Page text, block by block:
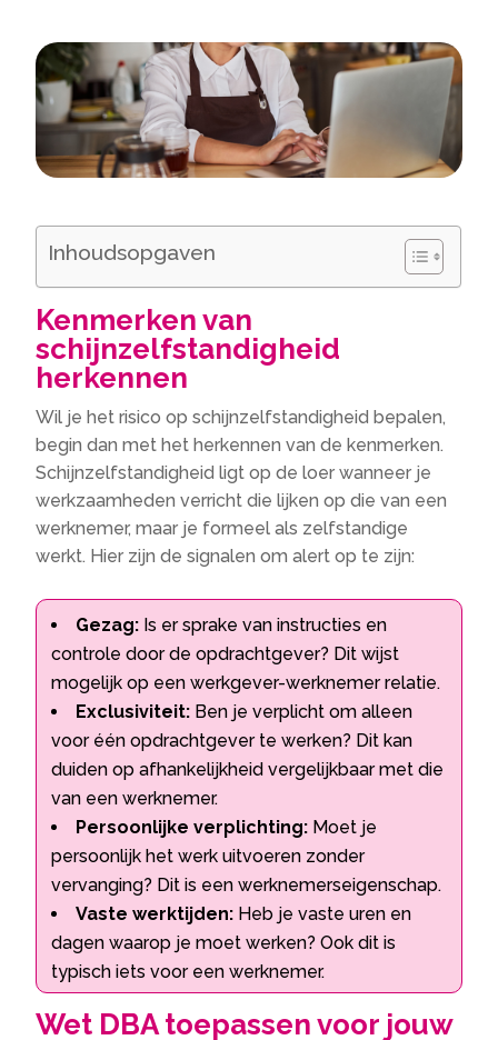
Inhoudsopgaven
Kenmerken van
schijnzelfstandigheid
herkennen
Wil je het risico op schijnzelfstandigheid bepalen,
begin dan met het herkennen van de kenmerken.
Schijnzelfstandigheid ligt op de loer wanneer je
werkzaamheden verricht die lijken op die van een
werknemer, maar je formeel als zelfstandige
werkt. Hier zijn de signalen om alert op te zijn:
Gezag: Is er sprake van instructies en
controle door de opdrachtgever? Dit wijst
mogelijk op een werkgever-werknemer relatie.
Exclusiviteit: Ben je verplicht om alleen
voor één opdrachtgever te werken? Dit kan
duiden op afhankelijkheid vergelijkbaar met die
van een werknemer.
Persoonlijke verplichting: Moet je
persoonlijk het werk uitvoeren zonder
vervanging? Dit is een werknemerseigenschap.
Vaste werktijden: Heb je vaste uren en
dagen waarop je moet werken? Ook dit is
typisch iets voor een werknemer.
Wet DBA toepassen voor jouw